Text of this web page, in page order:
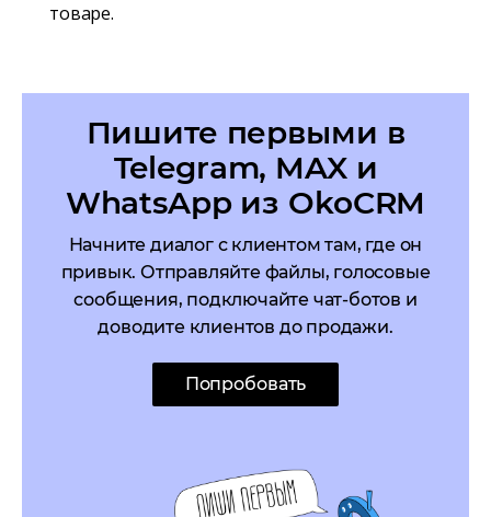
товаре.
Пишите первыми в
Telegram, MAX и
WhatsApp из OkoCRM
Начните диалог с клиентом там, где он
привык. Отправляйте файлы, голосовые
сообщения, подключайте чат-ботов и
доводите клиентов до продажи.
Попробовать